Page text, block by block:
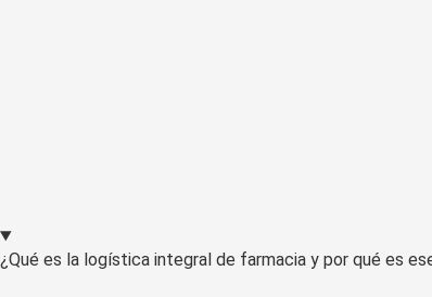
¿Qué es la logística integral de farmacia y por qué es